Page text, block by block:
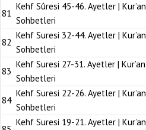
81
Kehf Sûresi 45-46. Ayetler | Kur’an
Sohbetleri
82
Kehf Suresi 32-44. Ayetler | Kur’an
Sohbetleri
83
Kehf Suresi 27-31. Ayetler | Kur’an
Sohbetleri
84
Kehf Suresi 22-26. Ayetler | Kur’an
Sohbetleri
Kehf Suresi 19-21. Ayetler | Kur’an